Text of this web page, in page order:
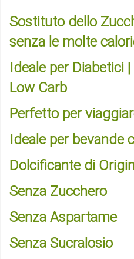
Sostituto dello
senza le molte
Ideale per Diabetici
Low Carb
Perfetto per
Ideale per bevande
Dolcificante di
Senza Zucchero
Senza Aspartame
Senza Sucralosio